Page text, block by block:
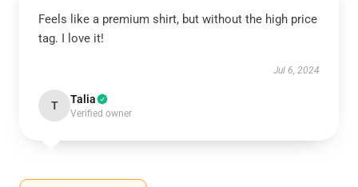
Feels like a premium shirt, but without the high price
tag. I love it!
Jul 6, 2024
T Talia
Verified owner